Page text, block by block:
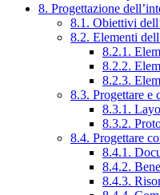
8. Progettazione
8.1. Obiettivi
8.2. Elementi
8.2.1.
8.2.2.
8.2.3.
8.3. Progettare e
8.3.1.
8.3.2.
8.4. Progettare
8.4.1.
8.4.2.
8.4.3.